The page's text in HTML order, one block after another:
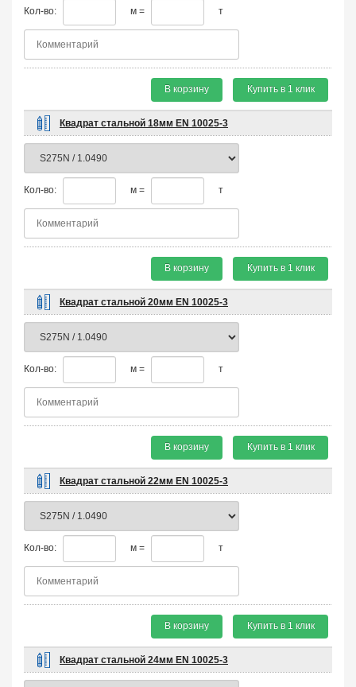
Кол-во: м = т
В корзину Купить в 1 клик
Квадрат стальной 18мм EN 10025-3
Кол-во: м = т
В корзину Купить в 1 клик
Квадрат стальной 20мм EN 10025-3
Кол-во: м = т
В корзину Купить в 1 клик
Квадрат стальной 22мм EN 10025-3
Кол-во: м = т
В корзину Купить в 1 клик
Квадрат стальной 24мм EN 10025-3